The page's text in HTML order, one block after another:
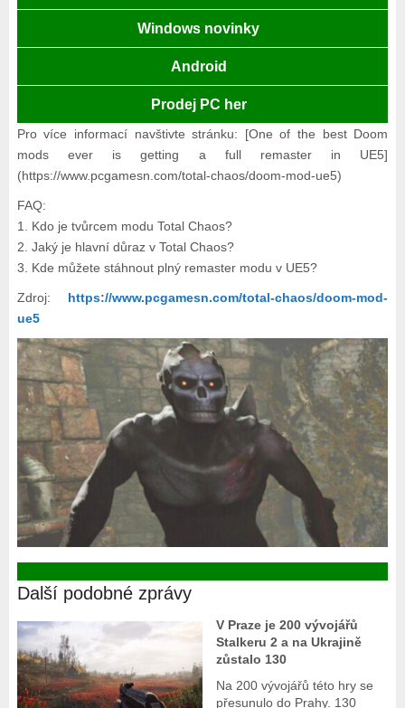
Windows novinky
Android
Prodej PC her
Pro více informací navštivte stránku: [One of the best Doom
mods ever is getting a full remaster in UE5]
(https://www.pcgamesn.com/total-chaos/doom-mod-ue5)
FAQ:
1. Kdo je tvůrcem modu Total Chaos?
2. Jaký je hlavní důraz v Total Chaos?
3. Kde můžete stáhnout plný remaster modu v UE5?
Zdroj: https://www.pcgamesn.com/total-chaos/doom-mod-
ue5
Další podobné zprávy
V Praze je 200 vývojářů
Stalkeru 2 a na Ukrajině
zůstalo 130
Na 200 vývojářů této hry se
přesunulo do Prahy. 130